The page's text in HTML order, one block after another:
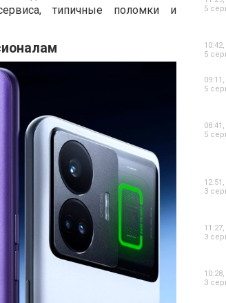
типичные поломки и
5
10:42,
5
09:11,
5
08:41,
5
12:51,
3
11:27,
3
10:28,
3